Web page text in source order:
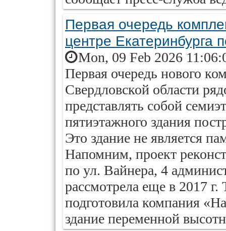
Первая очередь
центре Екатеринбурга
Mon, 09 Feb 2026
Первая очередь нового
Свердловской области
представлять собой
пятиэтажного здания
Это здание не является
Напомним, проект
по ул. Вайнера, 4
рассмотрела еще в 2017 г.
подготовила компания
здание переменной